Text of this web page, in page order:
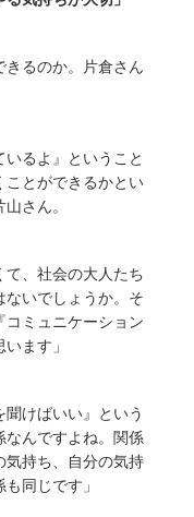
きるのか。片倉さん
いるよ』ということ
ことができるかとい
さん。
て、社会の大人たち
いでしょうか。そ
コミュニケーション
ます」
聞けばいい』という
なんですよね。関係
気持ち、自分の気持
同じです」